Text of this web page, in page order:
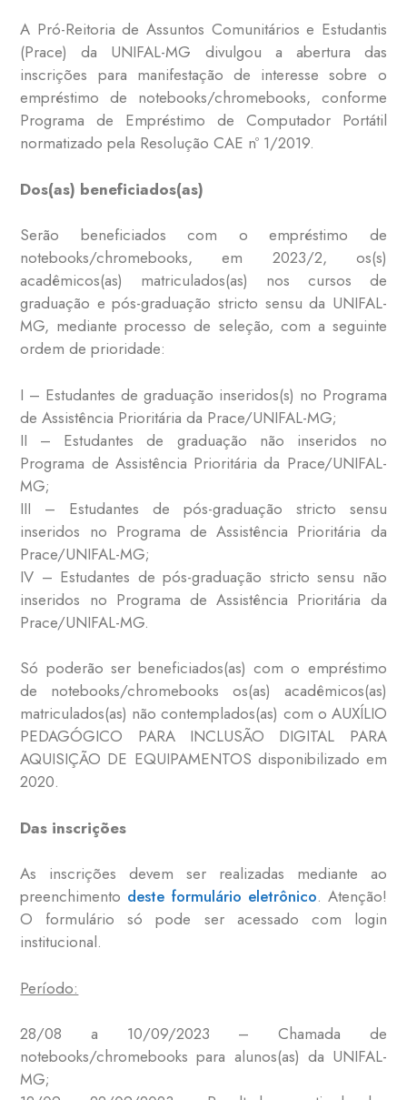
A Pró-Reitoria de Assuntos Comunitários e Estudantis
(Prace) da UNIFAL-MG divulgou a abertura das
inscrições para manifestação de interesse sobre o
empréstimo de notebooks/chromebooks, conforme
Programa de Empréstimo de Computador Portátil
normatizado pela Resolução CAE nº 1/2019.
Dos(as) beneficiados(as)
Serão beneficiados com o empréstimo de
notebooks/chromebooks, em 2023/2, os(s)
acadêmicos(as) matriculados(as) nos cursos de
graduação e pós-graduação stricto sensu da UNIFAL-
MG, mediante processo de seleção, com a seguinte
ordem de prioridade:
I – Estudantes de graduação inseridos(s) no Programa
de Assistência Prioritária da Prace/UNIFAL-MG;
II – Estudantes de graduação não inseridos no
Programa de Assistência Prioritária da Prace/UNIFAL-
MG;
III – Estudantes de pós-graduação stricto sensu
inseridos no Programa de Assistência Prioritária da
Prace/UNIFAL-MG;
IV – Estudantes de pós-graduação stricto sensu não
inseridos no Programa de Assistência Prioritária da
Prace/UNIFAL-MG.
Só poderão ser beneficiados(as) com o empréstimo
de notebooks/chromebooks os(as) acadêmicos(as)
matriculados(as) não contemplados(as) com o AUXÍLIO
PEDAGÓGICO PARA INCLUSÃO DIGITAL PARA
AQUISIÇÃO DE EQUIPAMENTOS disponibilizado em
2020.
Das inscrições
As inscrições devem ser realizadas mediante ao
preenchimento deste formulário eletrônico. Atenção!
O formulário só pode ser acessado com login
institucional.
Período:
28/08 a 10/09/2023 – Chamada de
notebooks/chromebooks para alunos(as) da UNIFAL-
MG;